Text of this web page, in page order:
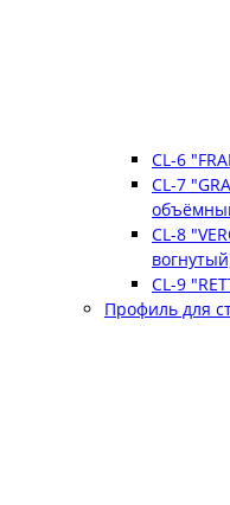
CL-6
CL-7
CL-8
CL-9
Профиль для